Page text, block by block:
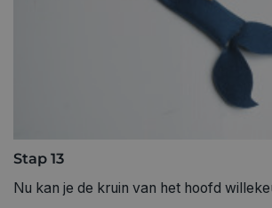
Stap 13
Nu kan je de kruin van het hoofd